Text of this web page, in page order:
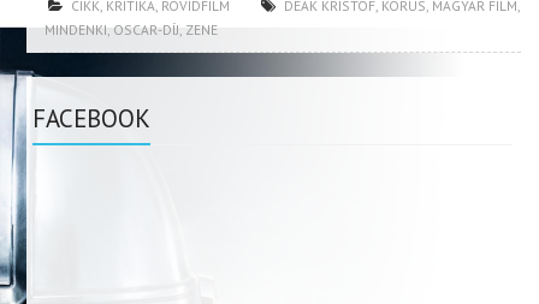
CIKK KRITIKA RÖVIDFILM DEÁK KRISTÓF KÓRUS MAGYAR FILM
MINDENKI,OSCAR-DÍJ ZENE
FACEBOOK